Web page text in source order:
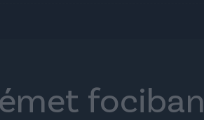
fociban